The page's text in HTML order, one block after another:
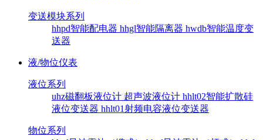
变送模块系列
hhpd智能配电器 hhgl智能隔离器 hwdb智能温度变
送器
液/物位仪表
液位系列
uhz磁翻板液位计 超声波液位计 hhlt02智能扩散硅
液位变送器 hhlt01射频电容液位变送器
物位系列